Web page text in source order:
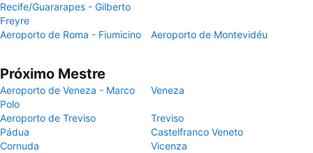
Recife/Guararapes - Gilberto
Freyre
Aeroporto de Roma - Fiumicino Aeroporto de Montevidéu
Próximo Mestre
Aeroporto de Veneza - Marco
Polo
Veneza
Aeroporto de Treviso
Treviso
Pádua
Castelfranco Veneto
Cornuda
Vicenza